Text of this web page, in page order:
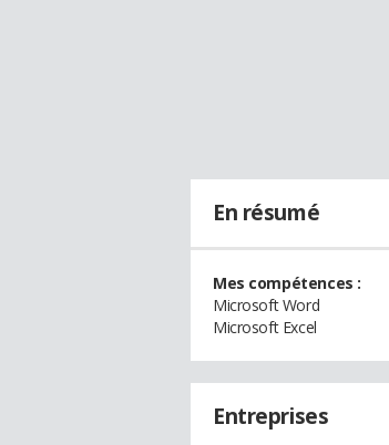
En résumé
Mes compétences :
Microsoft Word
Microsoft Excel
Entreprises